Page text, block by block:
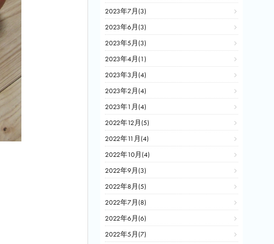
2023年7月(3)
2023年6月(3)
2023年5月(3)
2023年4月(1)
2023年3月(4)
2023年2月(4)
2023年1月(4)
2022年12月(5)
2022年11月(4)
2022年10月(4)
2022年9月(3)
2022年8月(5)
2022年7月(8)
2022年6月(6)
2022年5月(7)